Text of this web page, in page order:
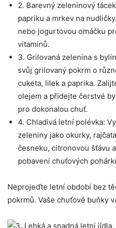
2. ​Barevný zeleninový
papriku a mrkev na
nebo jogurtovou omáčku
vitamínů.
3. Grilovaná zelenina⁢ s
svůj grilovaný pokrm o
cuketa, lilek a paprika.
olejem a přidejte⁢ čerstvé‌
pro dokonalou chuť.
4. Chladivá letní polévka:
zeleniny jako okurky,
česneku, ​citronovou šťávu
pobavení chuťových
Neprojeďte letní ‌období bez
pokrmů. Vaše chuťové ⁣buňky